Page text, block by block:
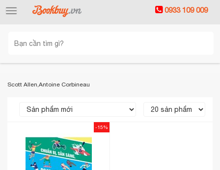
Toggle
0933 109 009
Scott Allen,Antoine Corbineau
-15%